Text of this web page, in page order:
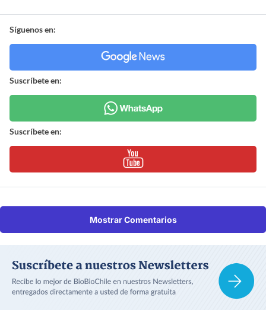
Síguenos en:
Suscríbete en:
Suscríbete en:
Mostrar Comentarios